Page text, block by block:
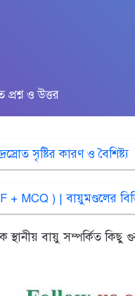
প্রশ্ন ও উত্তর
সৃষ্টির কারণ ও বৈশিষ্ট্য
+ MCQ ) | বায়ুমণ্ডলের
বায়ু সম্পর্কিত কিছু